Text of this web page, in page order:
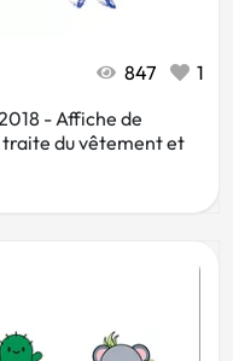
847
1
- Affiche de
traite du vêtement et